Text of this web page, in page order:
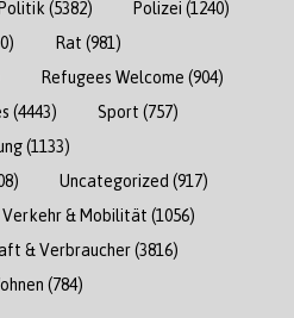
(5382) Polizei (1240)
Rat (981)
Refugees Welcome (904)
(4443) Sport (757)
(1133)
Uncategorized (917)
Verkehr & Mobilität (1056)
& Verbraucher(3816)
(784)